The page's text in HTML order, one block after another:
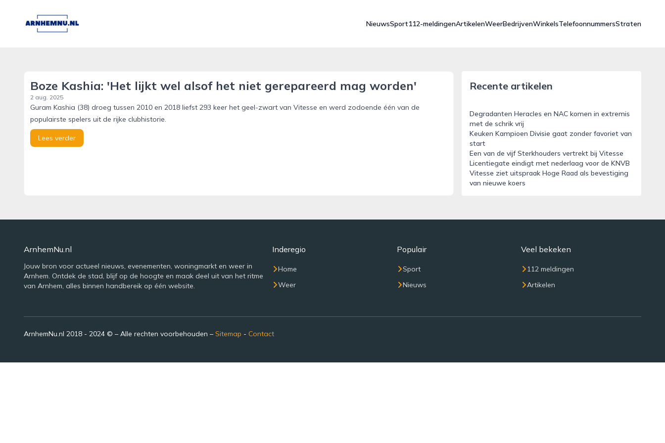
arnhemnu.nl
NieuwsSport112-meldingenArtikelenWeerBedrijvenWinkelsTelefoonnummersStraten
Boze Kashia: 'Het lijkt wel alsof het niet gerepareerd mag worden'
2 aug. 2025
Guram Kashia (38) droeg tussen 2010 en 2018 liefst 293 keer het geel-zwart van Vitesse en werd zodoende één van de
populairste spelers uit de rijke clubhistorie.
Lees verder
Recente artikelen
Degradanten Heracles en NAC komen in extremis
met de schrik vrij
Keuken Kampioen Divisie gaat zonder favoriet van
start
Een van de vijf Sterkhouders vertrekt bij Vitesse
Licentiegate eindigt met nederlaag voor de KNVB
Vitesse ziet uitspraak Hoge Raad als bevestiging
van nieuwe koers
ArnhemNu.nl
Jouw bron voor actueel nieuws, evenementen, woningmarkt en weer in
Arnhem. Ontdek de stad, blijf op de hoogte en maak deel uit van het ritme
van Arnhem, alles binnen handbereik op één website.
Inderegio
Home
Weer
Populair
Sport
Nieuws
Veel bekeken
112 meldingen
Artikelen
ArnhemNu.nl 2018 - 2024 © – Alle rechten voorbehouden – Sitemap - Contact